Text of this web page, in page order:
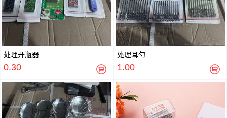
处理开瓶器
0.30
处理耳勺
1.00